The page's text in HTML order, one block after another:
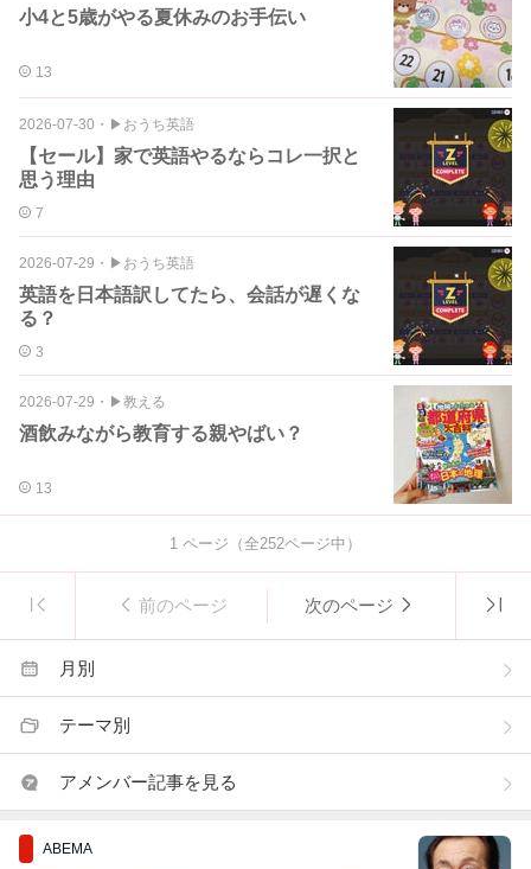
小4と5歳がやる夏休みのお手伝い
13
2026-07-30 ・ ▶︎おうち英語
【セール】家で英語やるならコレ一択と
思う理由
7
2026-07-29 ・ ▶︎おうち英語
英語を日本語訳してたら、会話が遅くな
る？
3
2026-07-29 ・ ▶︎教える
酒飲みながら教育する親やばい？
13
1 ページ（全252ページ中）
前のページ 次のページ
月別
テーマ別
アメンバー記事を見る
ABEMA